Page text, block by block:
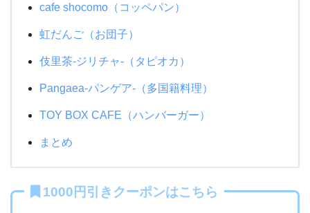
cafe shocomo（コッペパン）
虹だんご（お団子）
伎里茶-ジリチャ-（タピオカ）
Pangaea-パンゲア-（多国籍料理）
TOY BOX CAFE（ハンバーガー）
まとめ
1000円引きクーポンはこちら